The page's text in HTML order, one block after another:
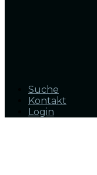
Suche
Kontakt
Login